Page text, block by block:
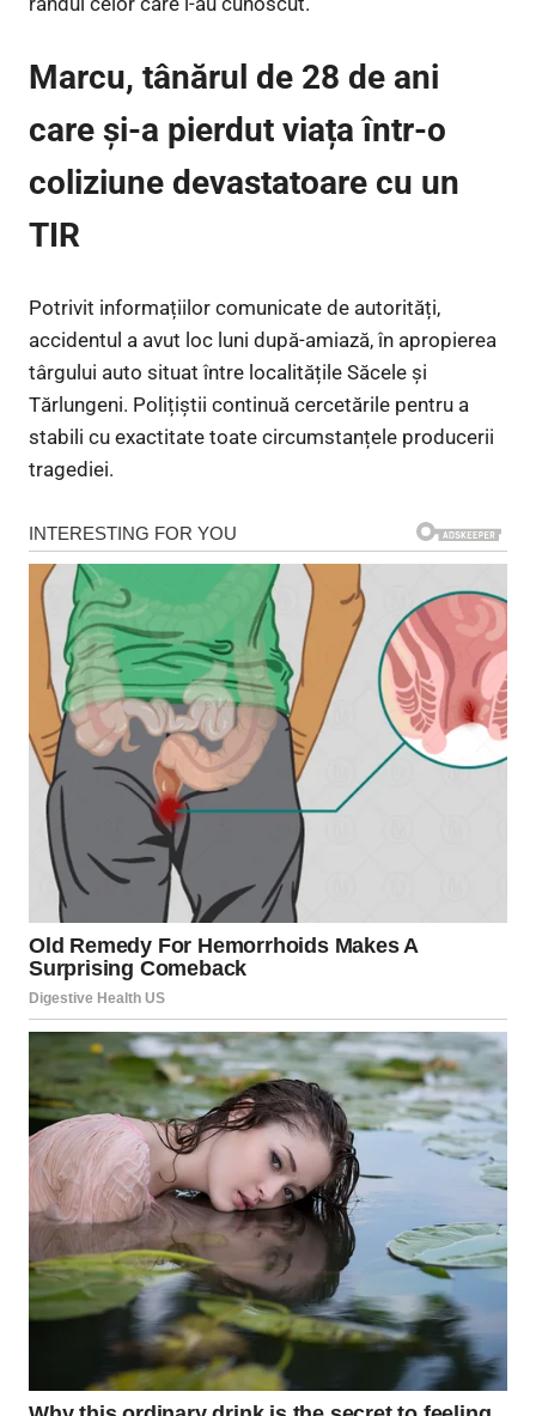
Marcu, tânărul de 28 de ani
care și-a pierdut viața într-o
coliziune devastatoare cu un
TIR
Potrivit informațiilor comunicate de autorități,
accidentul a avut loc luni după-amiază, în apropierea
târgului auto situat între localitățile Săcele și
Tărlungeni. Polițiștii continuă cercetările pentru a
stabili cu exactitate toate circumstanțele producerii
tragediei.